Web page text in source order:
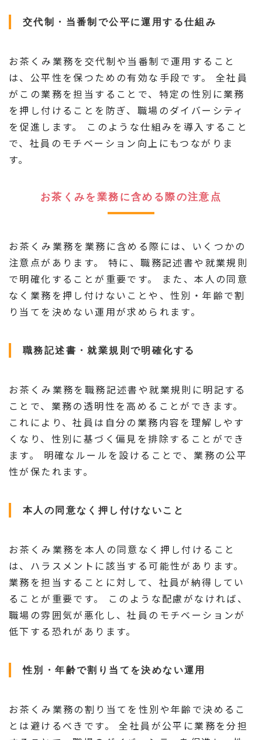
交代制・当番制で公平に運用する仕組み
お茶くみ業務を交代制や当番制で運用すること
は、公平性を保つための有効な手段です。 全社員
がこの業務を担当することで、特定の性別に業務
を押し付けることを防ぎ、職場のダイバーシティ
を促進します。 このような仕組みを導入すること
で、社員のモチベーション向上にもつながりま
す。
お茶くみを業務に含める際の注意点
お茶くみ業務を業務に含める際には、いくつかの
注意点があります。 特に、職務記述書や就業規則
で明確化することが重要です。 また、本人の同意
なく業務を押し付けないことや、性別・年齢で割
り当てを決めない運用が求められます。
職務記述書・就業規則で明確化する
お茶くみ業務を職務記述書や就業規則に明記する
ことで、業務の透明性を高めることができます。
これにより、社員は自分の業務内容を理解しやす
くなり、性別に基づく偏見を排除することができ
ます。 明確なルールを設けることで、業務の公平
性が保たれます。
本人の同意なく押し付けないこと
お茶くみ業務を本人の同意なく押し付けること
は、ハラスメントに該当する可能性があります。
業務を担当することに対して、社員が納得してい
ることが重要です。 このような配慮がなければ、
職場の雰囲気が悪化し、社員のモチベーションが
低下する恐れがあります。
性別・年齢で割り当てを決めない運用
お茶くみ業務の割り当てを性別や年齢で決めるこ
とは避けるべきです。 全社員が公平に業務を分担